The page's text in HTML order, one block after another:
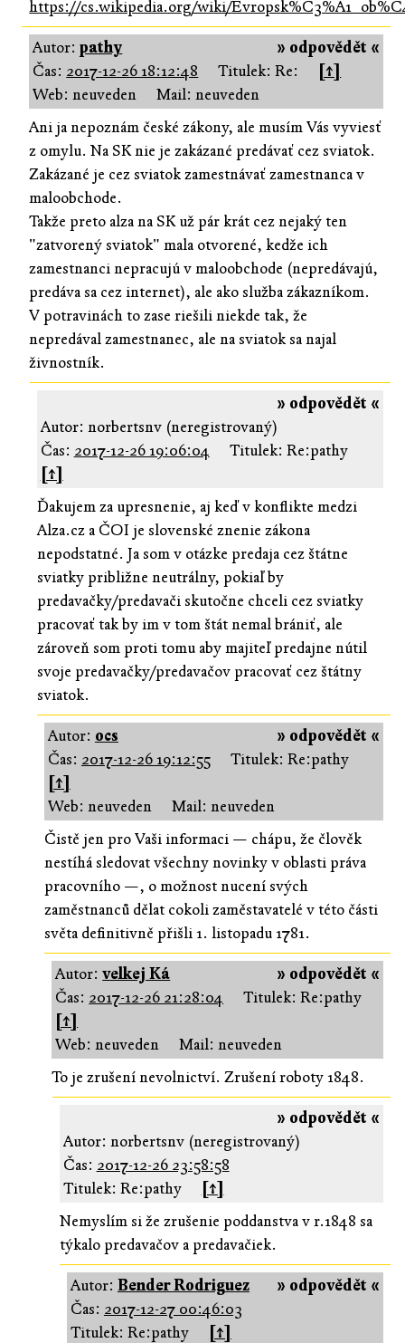
https://cs.wikipedia.org/wiki/
» odpovědět «
Autor:pathy
Čas: 2017-12-26 18:12:48 Titulek: Re:
[↑]
Web: neuveden
Mail: neuveden
Ani ja nepoznám české zákony, ale musím Vás vyviesť
z omylu. Na SK nie je zakázané predávať cez sviatok.
Zakázané je cez sviatok zamestnávať zamestnanca v
maloobchode.
Takže preto alza na SK už pár krát cez nejaký ten
"zatvorený sviatok" mala otvorené, kedže ich
zamestnanci nepracujú v maloobchode (nepredávajú,
predáva sa cez internet), ale ako služba zákazníkom.
V potravinách to zase riešili niekde tak, že
nepredával zamestnanec, ale na sviatok sa najal
živnostník.
» odpovědět «
Autor: norbertsnv (neregistrovaný)
Čas: 2017-12-26 19:06:04
Titulek: Re:pathy
[↑]
Ďakujem za upresnenie, aj keď v konflikte medzi
Alza.cz a ČOI je slovenské znenie zákona
nepodstatné. Ja som v otázke predaja cez štátne
sviatky približne neutrálny, pokiaľ by
predavačky/predavači skutočne chceli cez sviatky
pracovať tak by im v tom štát nemal brániť, ale
zároveň som proti tomu aby majiteľ predajne nútil
svoje predavačky/predavačov pracovať cez štátny
sviatok.
» odpovědět «
Autor: ocs
Čas: 2017-12-26 19:12:55
Titulek: Re:pathy
[↑]
Web: neuveden
Mail: neuveden
Čistě jen pro Vaši informaci — chápu, že člověk
nestíhá sledovat všechny novinky v oblasti práva
pracovního —, o možnost nucení svých
zaměstnanců dělat cokoli zaměstavatelé v této části
světa definitivně přišli 1. listopadu 1781.
» odpovědět «
Autor:velkej Ká
Čas: 2017-12-26 21:28:04
Titulek: Re:pathy
[↑]
Web: neuveden
Mail: neuveden
To je zrušení nevolnictví. Zrušení roboty 1848.
» odpovědět «
Autor: norbertsnv (neregistrovaný)
Čas: 2017-12-26 23:58:58
Titulek: Re:pathy
[↑]
Nemyslím si že zrušenie poddanstva v r.1848 sa
týkalo predavačov a predavačiek.
» odpovědět «
Autor: Bender Rodriguez
Čas: 2017-12-27 00:46:03
Titulek: Re:pathy
[↑]